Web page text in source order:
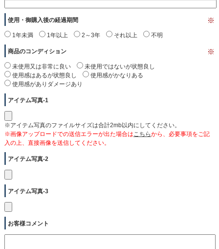
使用・御購入後の経過期間 ※
1年未満 1年以上 2～3年 それ以上 不明
商品のコンディション ※
未使用又は非常に良い
未使用ではないが状態良し
使用感はあるが状態良し
使用感がかなりある
使用感がありダメージあり
アイテム写真-1
※アイテム写真のファイルサイズは合計2mb以内にしてください。
※画像アップロードでの送信エラーが出た場合は こちらから、必要事項をご記
入の上、直接画像を送信してください。
アイテム写真-2
アイテム写真-3
お客様コメント